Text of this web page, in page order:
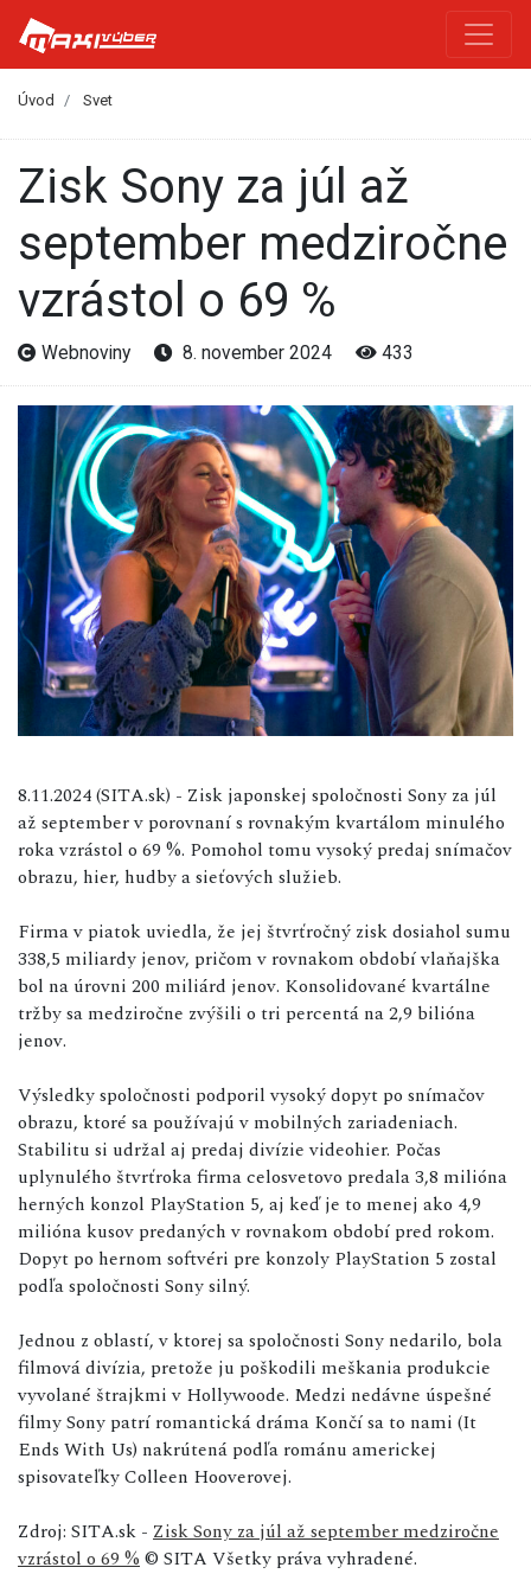
Úvod Svet
Zisk Sony za júl až
september medziročne
vzrástol o 69 %
Webnoviny 8. november 2024 433
8.11.2024 (SITA.sk) - Zisk japonskej spoločnosti Sony za júl
až september v porovnaní s rovnakým kvartálom minulého
roka vzrástol o 69 %. Pomohol tomu vysoký predaj snímačov
obrazu, hier, hudby a sieťových služieb.
Firma v piatok uviedla, že jej štvrťročný zisk dosiahol sumu
338,5 miliardy jenov, pričom v rovnakom období vlaňajška
bol na úrovni 200 miliárd jenov. Konsolidované kvartálne
tržby sa medziročne zvýšili o tri percentá na 2,9 bilióna
jenov.
Výsledky spoločnosti podporil vysoký dopyt po snímačov
obrazu, ktoré sa používajú v mobilných zariadeniach.
Stabilitu si udržal aj predaj divízie videohier. Počas
uplynulého štvrťroka firma celosvetovo predala 3,8 milióna
herných konzol PlayStation 5, aj keď je to menej ako 4,9
milióna kusov predaných v rovnakom období pred rokom.
Dopyt po hernom softvéri pre konzoly PlayStation 5 zostal
podľa spoločnosti Sony silný.
Jednou z oblastí, v ktorej sa spoločnosti Sony nedarilo, bola
filmová divízia, pretože ju poškodili meškania produkcie
vyvolané štrajkmi v Hollywoode. Medzi nedávne úspešné
filmy Sony patrí romantická dráma Končí sa to nami (It
Ends With Us) nakrútená podľa románu americkej
spisovateľky Colleen Hooverovej.
Zdroj: SITA.sk - Zisk Sony za júl až september medziročne
vzrástol o 69 % © SITA Všetky práva vyhradené.